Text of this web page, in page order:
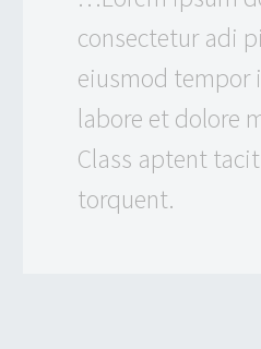
consectetur adi
eiusmod
labore et dolore
Class aptent
torquent.